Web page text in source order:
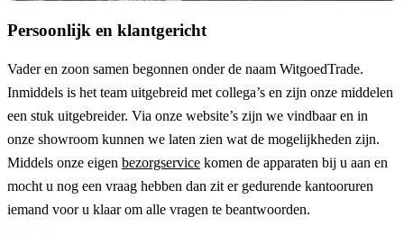
Persoonlijk en klantgericht
Vader en zoon samen begonnen onder de naam WitgoedTrade.
Inmiddels is het team uitgebreid met collega’s en zijn onze middelen
een stuk uitgebreider. Via onze website’s zijn we vindbaar en in
onze showroom kunnen we laten zien wat de mogelijkheden zijn.
Middels onze eigen bezorgservice komen de apparaten bij u aan en
mocht u nog een vraag hebben dan zit er gedurende kantooruren
iemand voor u klaar om alle vragen te beantwoorden.